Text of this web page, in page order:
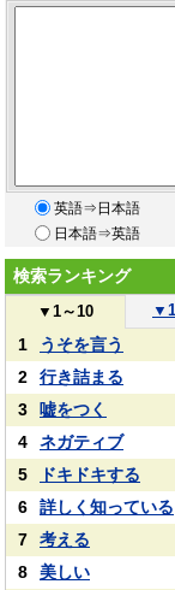
英語⇒日本語
日本語⇒英語
検索ランキング
▼ 1～10 ▼
1
うそを言う
2
行き詰まる
3
嘘をつく
4
ネガティブ
5
ドキドキする
6
詳しく知っている
7
考える
8
美しい